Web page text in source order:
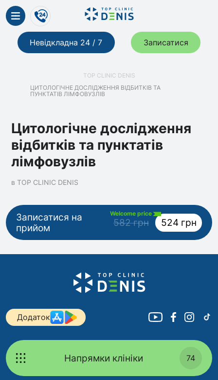
Невідкладна 24 / 7 Записатися
TOP CLINIC DENIS
ЦИТОЛОГІЧНЕ ДОСЛІДЖЕННЯ ВІДБИТКІВ ТА
ПУНКТАТІВ ЛІМФОВУЗЛІВ
Цитологічне дослідження
відбитків та пунктатів
лімфовузлів
в TOP CLINIC DENIS
Записатися на
прийом
Welcome price
582 грн 524 грн
Додаток
Напрямки клініки 74